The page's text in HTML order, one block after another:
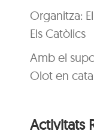
Organitza:
Els Catòlics
Amb el
Olot en
Activitats